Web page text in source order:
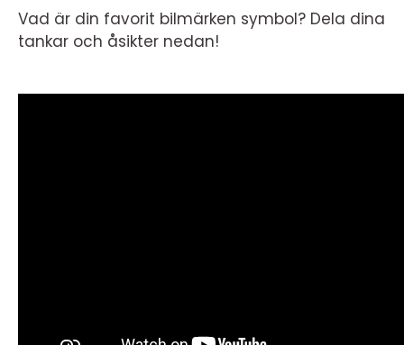
Vad är din favorit bilmärken symbol? Dela dina
tankar och åsikter nedan!